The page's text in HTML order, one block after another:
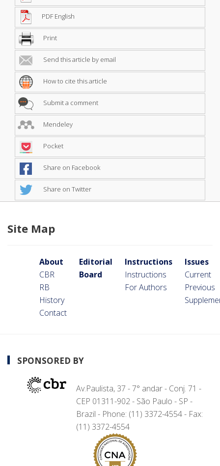
PDF English
Print
Send this article by email
How to cite this article
Submit a comment
Mendeley
Pocket
Share on Facebook
Share on Twitter
Site Map
About
CBR
RB
History
Contact
Editorial
Board
Instructions
Instructions
For Authors
Issues
Current
Previous
SPONSORED BY
Av.Paulista, 37 - 7° andar - Conj. 71 -
CEP 01311-902 - São Paulo - SP -
Brazil - Phone: (11) 3372-4554 - Fax:
(11) 3372-4554